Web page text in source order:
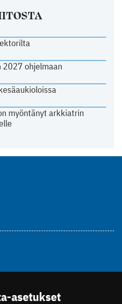
2027 ohjelmaan
myöntänyt arkkiatrin
asetukset